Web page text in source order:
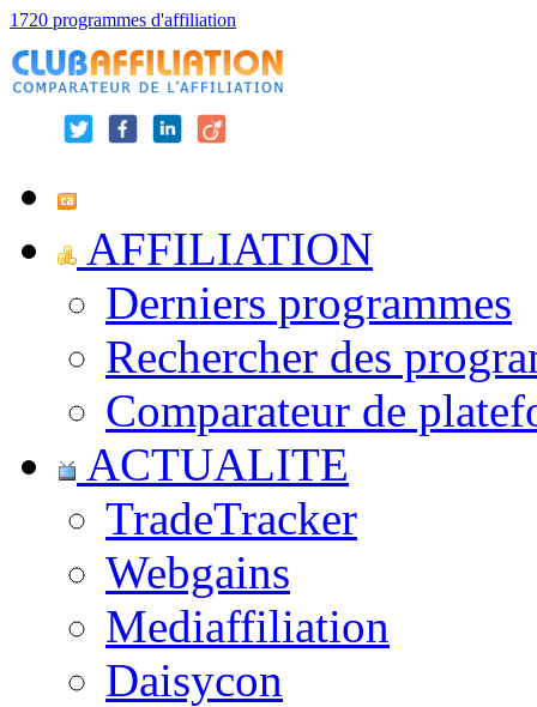
1720 programmes d'affiliation
AFFILIATION
Derniers programmes
Rechercher des
Comparateur de
ACTUALITE
TradeTracker
Webgains
Mediaffiliation
Daisycon